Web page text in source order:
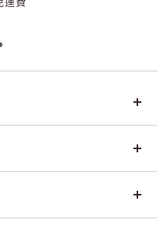
球領先的「營養、健康、
發掘食品的力量，提升